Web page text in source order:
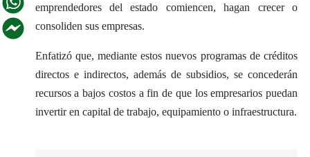
emprendedores del estado comiencen, hagan crecer o
consoliden sus empresas.
Enfatizó que, mediante estos nuevos programas de créditos
directos e indirectos, además de subsidios, se concederán
recursos a bajos costos a fin de que los empresarios puedan
invertir en capital de trabajo, equipamiento o infraestructura.